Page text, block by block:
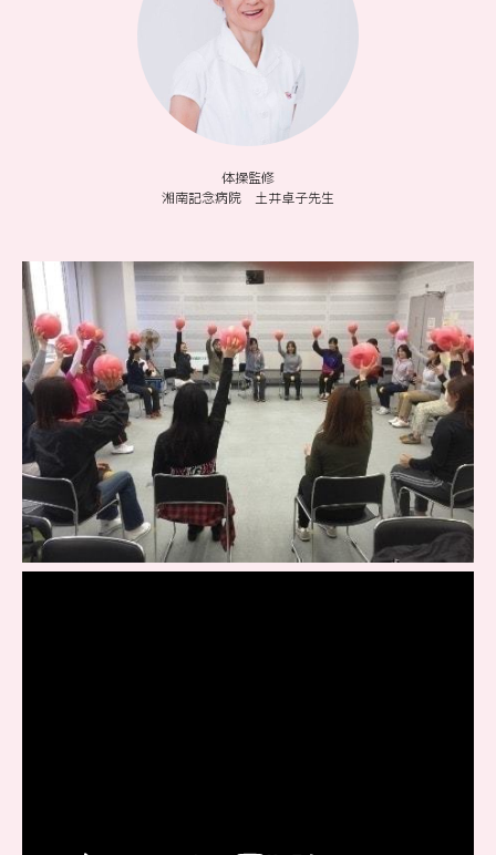
体操監修
湘南記念病院 土井卓子先生